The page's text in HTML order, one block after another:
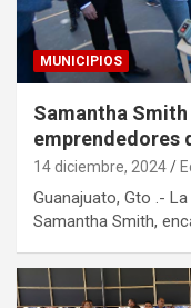
MUNICIPIOS
Samantha
emprendedores
14 diciembre, 2024
Guanajuato, Gto .-
Samantha Smith,